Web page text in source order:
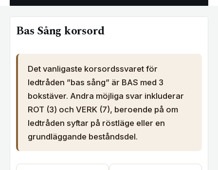
Bas Sång korsord
Det vanligaste korsordssvaret för
ledtråden ”bas sång” är BAS med 3
bokstäver. Andra möjliga svar inkluderar
ROT (3) och VERK (7), beroende på om
ledtråden syftar på röstläge eller en
grundläggande beståndsdel.